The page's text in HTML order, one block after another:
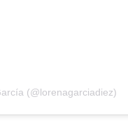
(@lorenagarciadiez)